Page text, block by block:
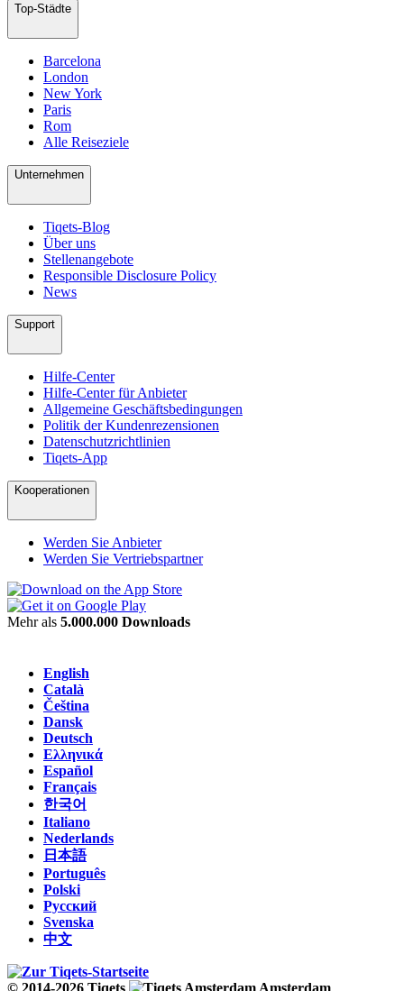
Top-Städte
Barcelona
London
New York
Paris
Rom
Alle Reiseziele
Unternehmen
Tiqets-Blog
Über uns
Stellenangebote
Responsible Disclosure Policy
News
Support
Hilfe-Center
Hilfe-Center für Anbieter
Allgemeine Geschäftsbedingungen
Politik der Kundenrezensionen
Datenschutzrichtlinien
Tiqets-App
Kooperationen
Werden Sie Anbieter
Werden Sie Vertriebspartner
Mehr als 5.000.000 Downloads
English
Català
Čeština
Dansk
Deutsch
Ελληνικά
Español
Français
한국어
Italiano
Nederlands
日本語
Português
Polski
Русский
Svenska
中文
© 2014-2026 Tiqets Amsterdam